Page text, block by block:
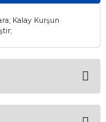
Kalay Kurşun